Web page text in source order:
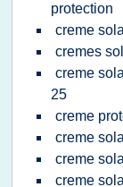
protection
creme
cremes
creme
25
creme
creme
creme
creme